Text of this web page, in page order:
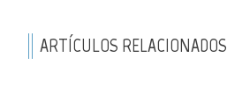
ARTÍCULOS RELACIONADOS